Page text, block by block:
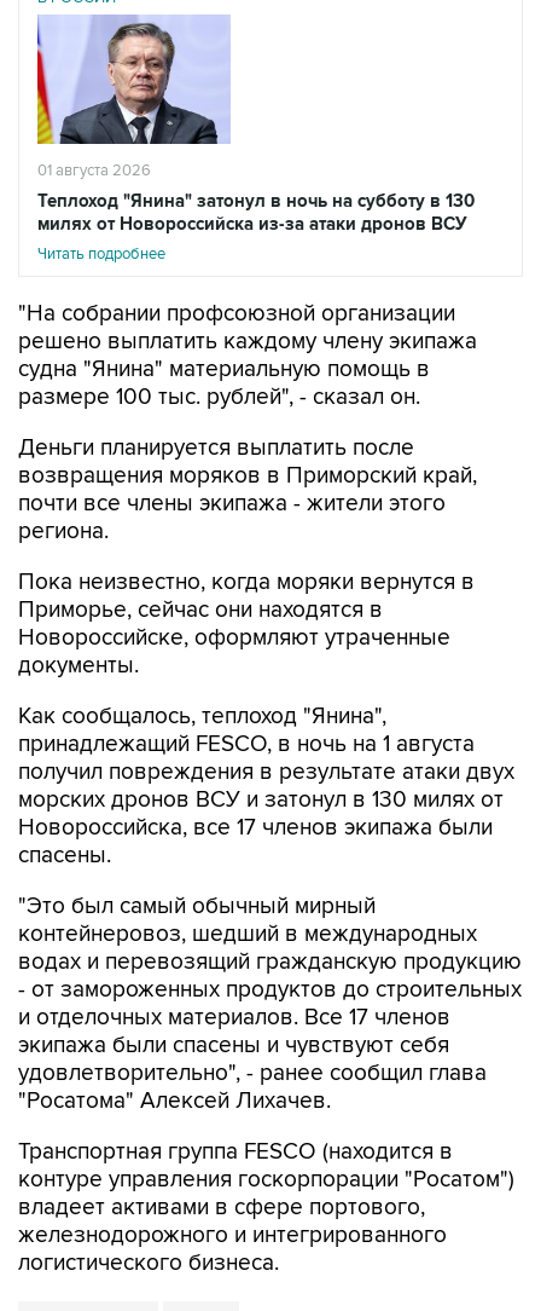
01 августа 2026
Теплоход "Янина" затонул в ночь на субботу в 130
милях от Новороссийска из-за атаки дронов ВСУ
Читать подробнее
"На собрании профсоюзной организации
решено выплатить каждому члену экипажа
судна "Янина" материальную помощь в
размере 100 тыс. рублей", - сказал он.
Деньги планируется выплатить после
возвращения моряков в Приморский край,
почти все члены экипажа - жители этого
региона.
Пока неизвестно, когда моряки вернутся в
Приморье, сейчас они находятся в
Новороссийске, оформляют утраченные
документы.
Как сообщалось, теплоход "Янина",
принадлежащий FESCO, в ночь на 1 августа
получил повреждения в результате атаки двух
морских дронов ВСУ и затонул в 130 милях от
Новороссийска, все 17 членов экипажа были
спасены.
"Это был самый обычный мирный
контейнеровоз, шедший в международных
водах и перевозящий гражданскую продукцию
- от замороженных продуктов до строительных
и отделочных материалов. Все 17 членов
экипажа были спасены и чувствуют себя
удовлетворительно", - ранее сообщил глава
"Росатома" Алексей Лихачев.
Транспортная группа FESCO (находится в
контуре управления госкорпорации "Росатом")
владеет активами в сфере портового,
железнодорожного и интегрированного
логистического бизнеса.